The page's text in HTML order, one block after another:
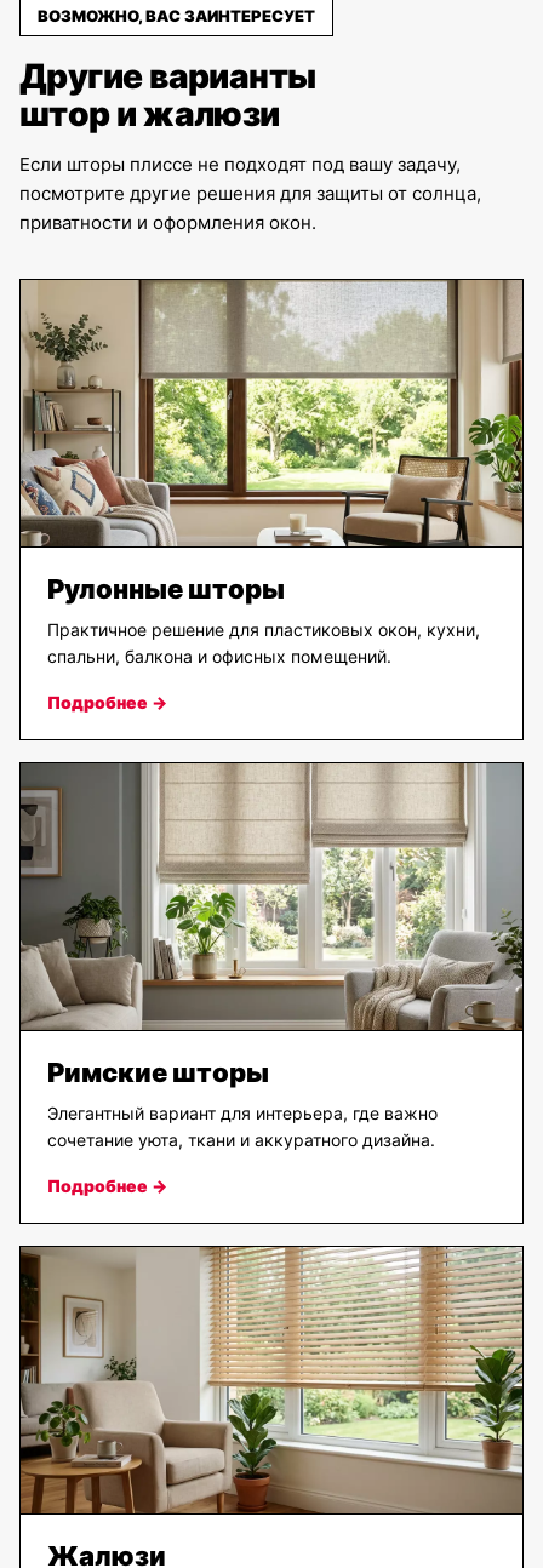
ВОЗМОЖНО, ВАС ЗАИНТЕРЕСУЕТ
Другие варианты
штор и жалюзи
Если шторы плиссе не подходят под вашу задачу,
посмотрите другие решения для защиты от солнца,
приватности и оформления окон.
Рулонные шторы
Практичное решение для пластиковых окон, кухни,
спальни, балкона и офисных помещений.
Подробнее →
Римские шторы
Элегантный вариант для интерьера, где важно
сочетание уюта, ткани и аккуратного дизайна.
Подробнее →
Жалюзи